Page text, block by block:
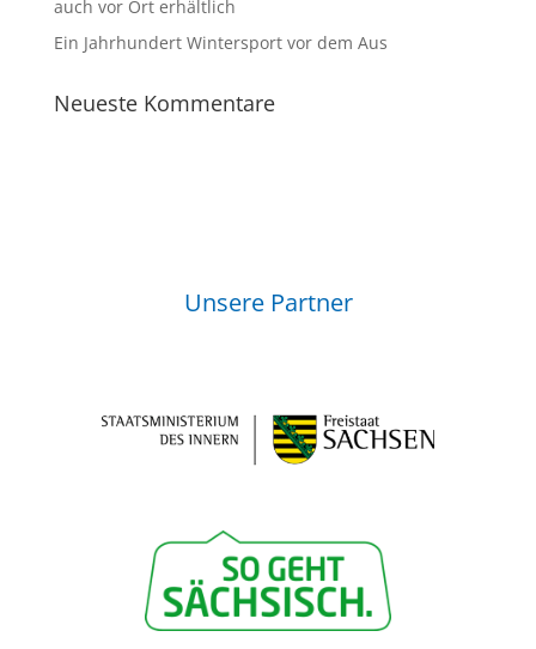
auch vor Ort erhältlich
Ein Jahrhundert Wintersport vor dem Aus
Neueste Kommentare
Unsere Partner